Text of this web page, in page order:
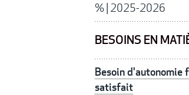
%| 2025-2026
BESOINS EN
Besoin d'autonomie
satisfait